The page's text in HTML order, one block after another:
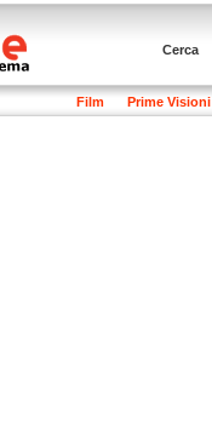
Cerca
Film Prime Visioni